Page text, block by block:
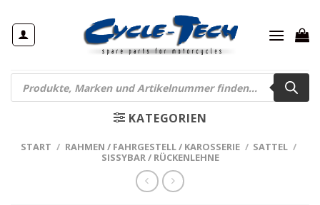
Inhalt
springen
Products
search
KATEGORIEN
START / RAHMEN / FAHRGESTELL / KAROSSERIE / SATTEL /
SISSYBAR / RÜCKENLEHNE